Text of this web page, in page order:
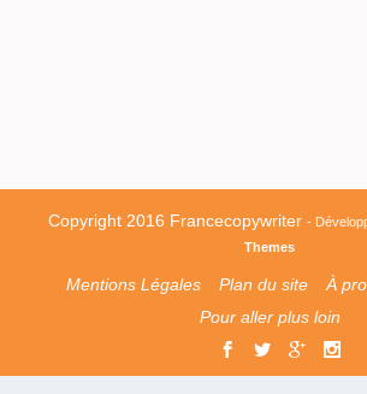
Copyright 2016 Francecopywriter -
Themes
Mentions Légales Plan du site À
Pour aller plus loin